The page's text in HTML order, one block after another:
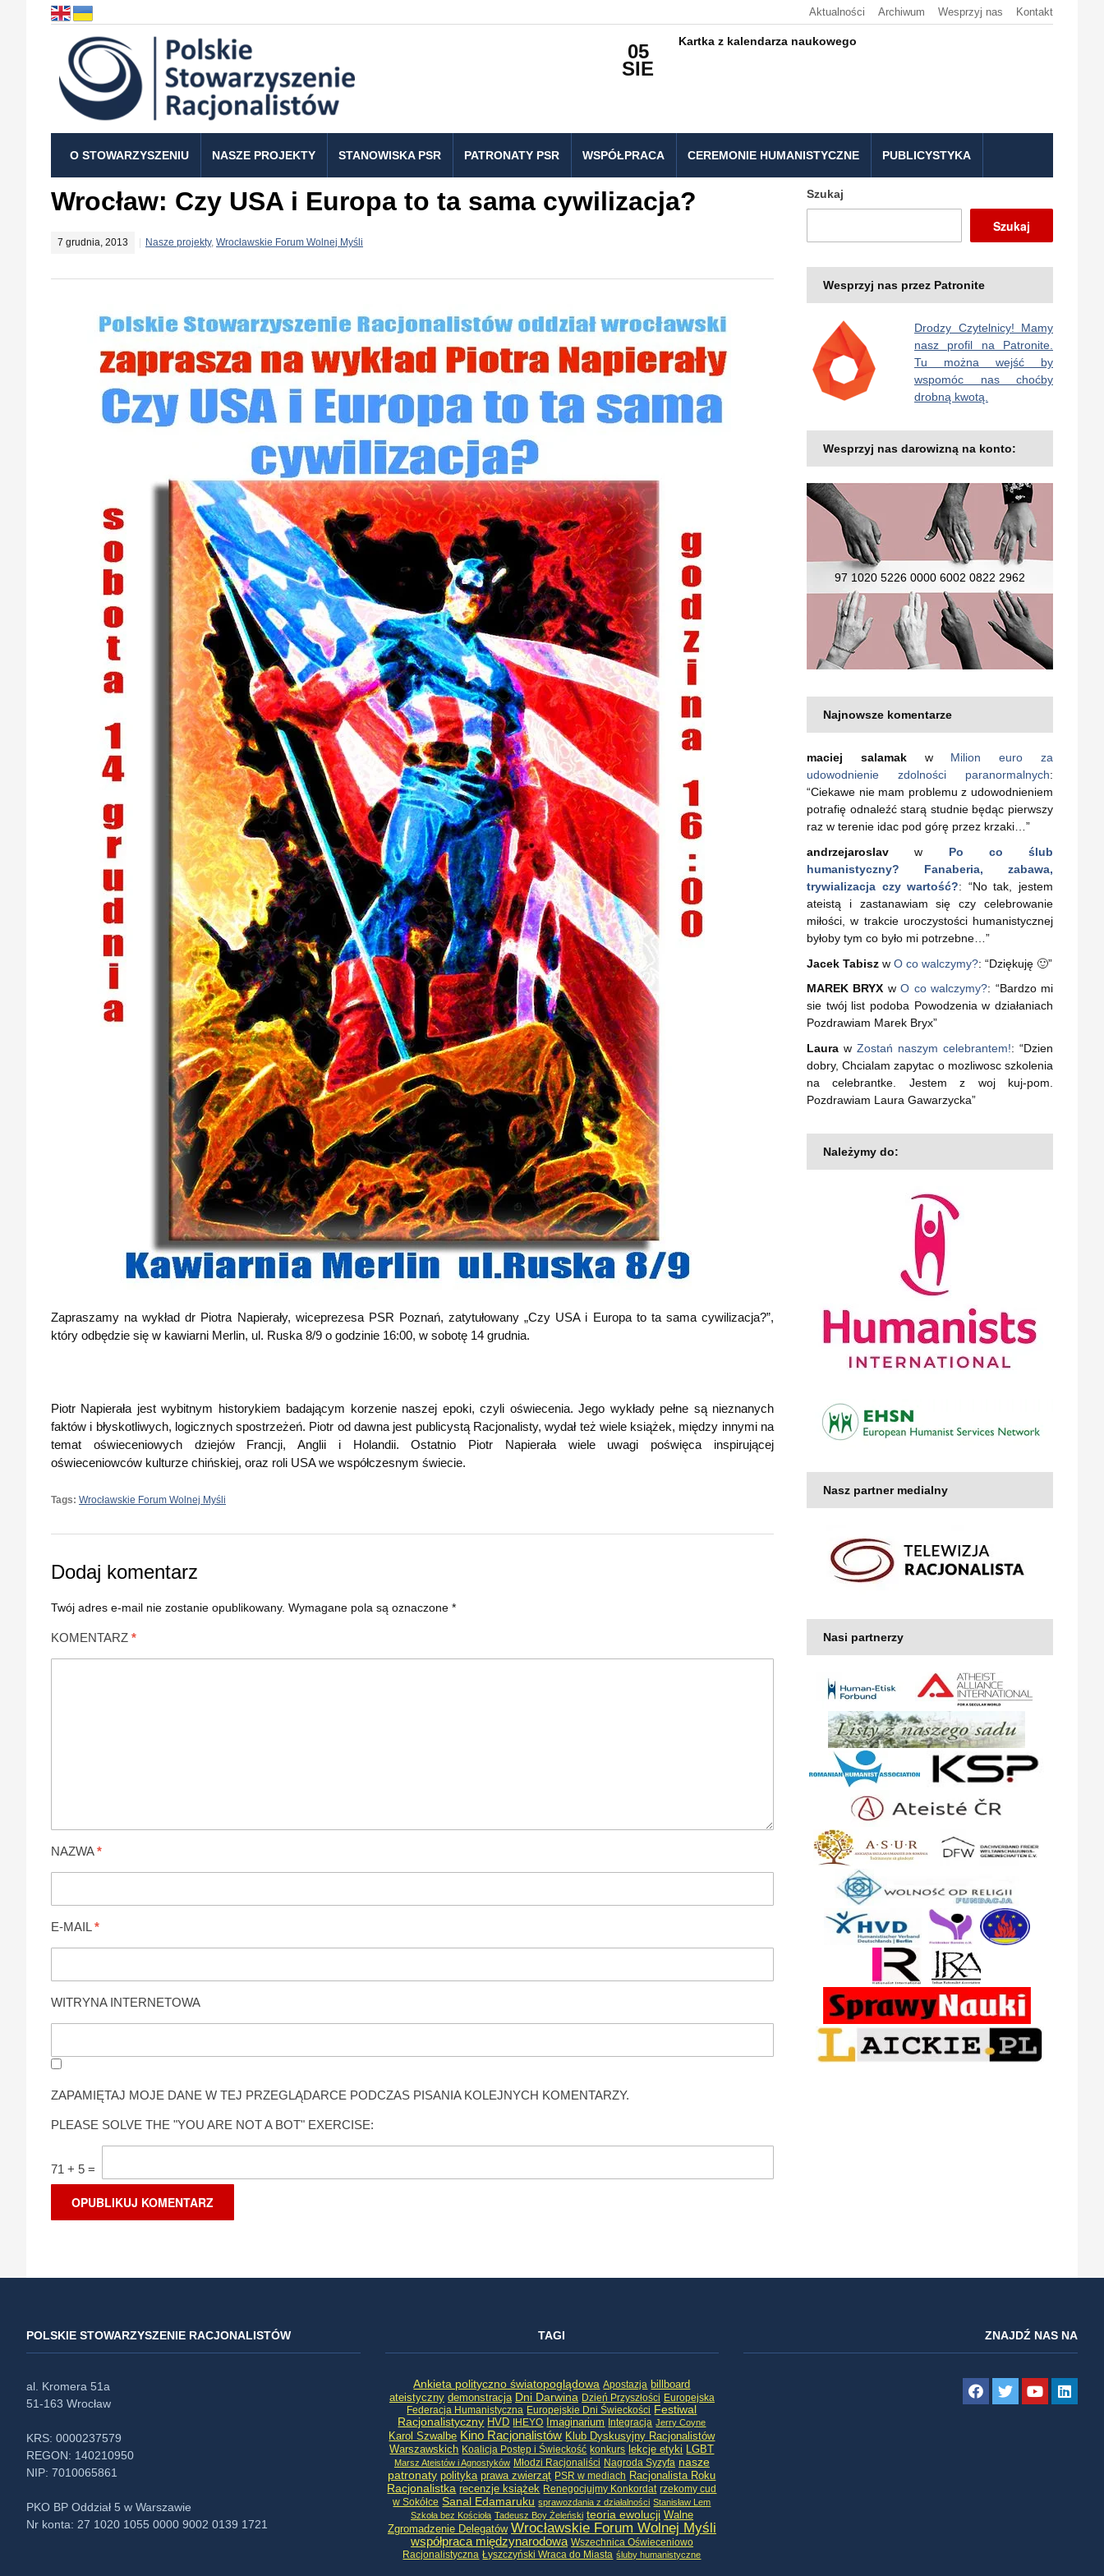
Aktualności Archiwum Wesprzyj nas Kontakt
05
SIE
Kartka z kalendarza naukowego
O STOWARZYSZENIU NASZE PROJEKTY STANOWISKA PSR PATRONATY PSR WSPÓŁPRACA CEREMONIE HUMANISTYCZNE PUBLICYSTYKA
Wrocław: Czy USA i Europa to ta sama cywilizacja?
7 grudnia, 2013 Nasze projekty, Wrocławskie Forum Wolnej Myśli
Zapraszamy na wykład dr Piotra Napierały, wiceprezesa PSR Poznań, zatytułowany „Czy USA i Europa to ta sama cywilizacja?”,
który odbędzie się w kawiarni Merlin, ul. Ruska 8/9 o godzinie 16:00, w sobotę 14 grudnia.
Piotr Napierała jest wybitnym historykiem badającym korzenie naszej epoki, czyli oświecenia. Jego wykłady pełne są nieznanych
faktów i błyskotliwych, logicznych spostrzeżeń. Piotr od dawna jest publicystą Racjonalisty, wydał też wiele książek, między innymi na
temat oświeceniowych dziejów Francji, Anglii i Holandii. Ostatnio Piotr Napierała wiele uwagi poświęca inspirującej
oświeceniowców kulturze chińskiej, oraz roli USA we współczesnym świecie.
Tags: Wrocławskie Forum Wolnej Myśli
Dodaj komentarz
Twój adres e-mail nie zostanie opublikowany. Wymagane pola są oznaczone *
KOMENTARZ *
NAZWA*
E-MAIL *
WITRYNA INTERNETOWA
ZAPAMIĘTAJ MOJE DANE W TEJ PRZEGLĄDARCE PODCZAS PISANIA KOLEJNYCH KOMENTARZY.
PLEASE SOLVE THE "YOU ARE NOT A BOT" EXERCISE:
71 + 5 =
Szukaj
Szukaj
Wesprzyj nas przez Patronite
Drodzy Czytelnicy! Mamy
nasz profil na Patronite.
Tu można wejść by
wspomóc nas choćby
drobną kwotą.
Wesprzyj nas darowizną na konto:
97 1020 5226 0000 6002 0822 2962
Najnowsze komentarze
maciej salamakw Milion euro za
udowodnienie zdolności paranormalnych:
“Ciekawe nie mam problemu z udowodnieniem
potrafię odnaleźć starą studnie będąc pierwszy
raz w terenie idac pod górę przez krzaki… ”
andrzejaroslav w Po co ślub
humanistyczny? Fanaberia, zabawa,
trywializacja czy wartość?: “No tak, jestem
ateistą i zastanawiam się czy celebrowanie
miłości, w trakcie uroczystości humanistycznej
byłoby tym co było mi potrzebne… ”
Jacek Tabisz w O co walczymy?: “Dziękuję 🙂”
MAREK BRYX wO co walczymy?: “Bardzo mi
sie twój list podoba Powodzenia w działaniach
Pozdrawiam Marek Bryx”
Laura w Zostań naszym celebrantem!: “Dzien
dobry, Chcialam zapytac o mozliwosc szkolenia
na celebrantke. Jestem z woj kuj-pom.
Pozdrawiam Laura Gawarzycka”
Należymy do:
Nasz partner medialny
Nasi partnerzy
POLSKIE STOWARZYSZENIE RACJONALISTÓW
al. Kromera 51a
51-163 Wrocław
KRS: 0000237579
REGON: 140210950
NIP: 7010065861
PKO BP Oddział 5 w Warszawie
Nr konta: 27 1020 1055 0000 9002 0139 1721
TAGI
Ankieta polityczno światopoglądowa Apostazja billboard
ateistyczny demonstracja Dni Darwina Dzień Przyszłości Europejska
Federacja Humanistyczna Europejskie Dni Świeckości Festiwal
Racjonalistyczny HVD IHEYO Imaginarium Integracja Jerry Coyne
Karol Szwalbe Kino Racjonalistów Klub Dyskusyjny Racjonalistów
Warszawskich Koalicja Postęp i Świeckość konkurs lekcje etyki LGBT
Marsz Ateistów i Agnostyków Młodzi Racjonaliści Nagroda Syzyfa nasze
patronaty polityka prawa zwierząt PSR w mediach Racjonalista Roku
Racjonalistka recenzje książek Renegocjujmy Konkordat rzekomy cud
w Sokółce Sanal Edamaruku sprawozdania z działalności Stanisław Lem
Szkoła bez Kościoła Tadeusz Boy Żeleński teoria ewolucji Walne
Zgromadzenie Delegatów Wrocławskie Forum Wolnej Myśli
współpraca międzynarodowa Wszechnica Oświeceniowo
Racjonalistyczna Łyszczyński Wraca do Miasta śluby humanistyczne
ZNAJDŹ NAS NA